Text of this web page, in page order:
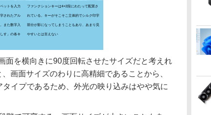
ットを入力
されたアル
また数字入
す」の各キ
ファンクションキーは4×2段にわたって配置さ
れている。キーがそこそこ立体的でシルク印字
部分が影になってしまうこともあり、あまり見
やすいとは言えない
を横向きに90度回転させたサイズだと考えれ
画面サイズのわりに高精細であることから、
イプであるため、外光の映り込みはやや気に